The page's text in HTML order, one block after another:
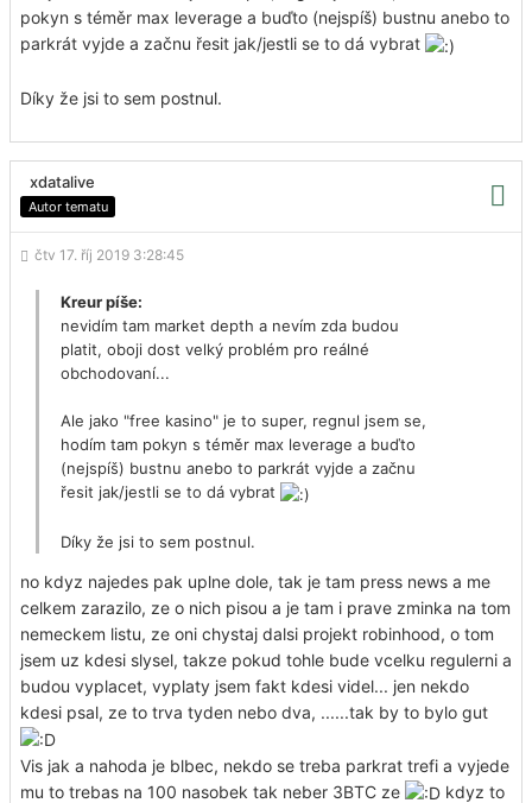
pokyn s téměr max leverage a buďto (nejspíš) bustnu anebo to
parkrát vyjde a začnu řesit jak/jestli se to dá vybrat
Díky že jsi to sem postnul.
xdatalive
Autor tematu
čtv 17. říj 2019 3:28:45
Kreur píše:
nevidím tam market depth a nevím zda budou
platit, oboji dost velký problém pro reálné
obchodovaní...
Ale jako "free kasino" je to super, regnul jsem se,
hodím tam pokyn s téměr max leverage a buďto
(nejspíš) bustnu anebo to parkrát vyjde a začnu
řesit jak/jestli se to dá vybrat
Díky že jsi to sem postnul.
no kdyz najedes pak uplne dole, tak je tam press news a me
celkem zarazilo, ze o nich pisou a je tam i prave zminka na tom
nemeckem listu, ze oni chystaj dalsi projekt robinhood, o tom
jsem uz kdesi slysel, takze pokud tohle bude vcelku regulerni a
budou vyplacet, vyplaty jsem fakt kdesi videl... jen nekdo
kdesi psal, ze to trva tyden nebo dva, ......tak by to bylo gut
Vis jak a nahoda je blbec, nekdo se treba parkrat trefi a vyjede
mu to trebas na 100 nasobek tak neber 3BTC ze
kdyz to